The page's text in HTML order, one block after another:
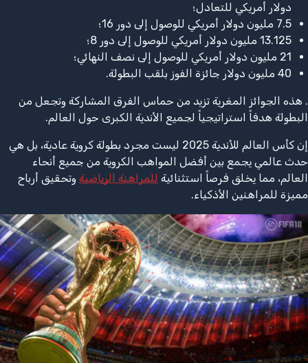
دولار أمريكي للتعادل؛
7.5 مليون دولار أمريكي للوصول إلى دور 16؛
13.125 مليون دولار أمريكي للوصول إلى دور 8؛
21 مليون دولار أمريكي للوصول إلى نصف النهائي؛
40 مليون دولار جائزة الفوز بلقب البطولة.
. هذه الجوائز المغرية تزيد من حماس الفرق المشاركة وتجعل من
البطولة هدفاً استراتيجياً لجميع الأندية الكبرى حول العالم.
إن كأس العالم للأندية 2025 ليست مجرد بطولة كروية عادية، بل هي
حدث عالمي يجمع بين أفضل المواهب الكروية من جميع أنحاء
العالم، مما يخلق فرصاً استثنائية للمراهنة الرياضية وتحقيق أرباح
مميزة للمراهنين الأذكياء.